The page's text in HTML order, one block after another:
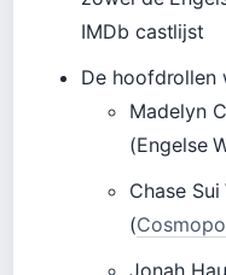
IMDb castlijst
De
Madelyn
(Engelse
Chase
(